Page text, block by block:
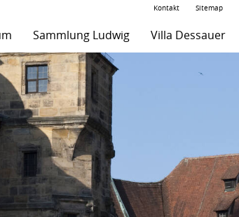
Kontakt Sitemap
Sammlung Ludwig Villa Dessauer